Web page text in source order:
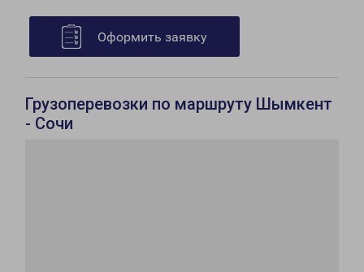
Оформить заявку
Грузоперевозки по маршруту Шымкент
- Сочи